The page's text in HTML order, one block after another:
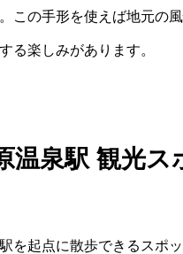
この手形を使えば地元の
る楽しみがあります。
温泉駅 観光ス
を起点に散歩できるスポ